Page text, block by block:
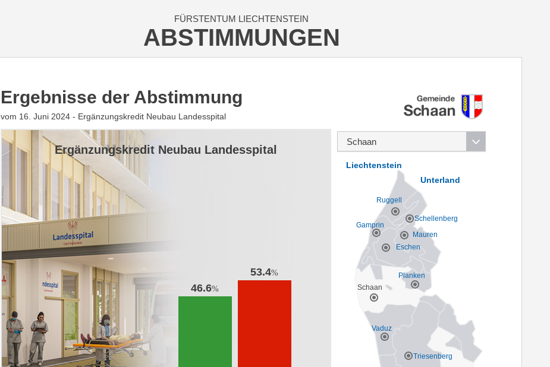
FÜRSTENTUM LIECHTENSTEIN
ABSTIMMUNGEN
Vaduz
Planken
Schaan
Triesenberg
Eschen
Gamprin
Mauren
Ruggell
Schellenberg
Unterland
Liechtenstein
Ergebnisse der Abstimmung
vom 16. Juni 2024 - Ergänzungskredit Neubau Landesspital
Ergänzungskredit Neubau Landesspital
46.6%
53.4%